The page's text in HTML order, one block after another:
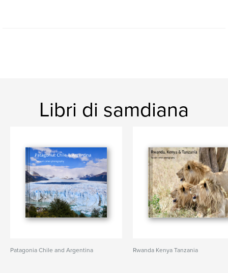
Libri di samdiana
Patagonia Chile and Argentina Rwanda Kenya Tanzania